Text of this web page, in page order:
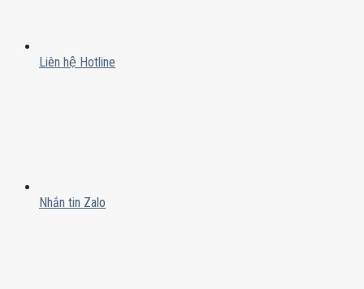
Liên hệ Hotline
Nhắn tin Zalo